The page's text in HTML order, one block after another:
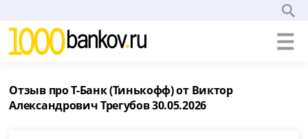
Отзыв про Т-Банк (Тинькофф) от Виктор
Александрович Трегубов 30.05.2026